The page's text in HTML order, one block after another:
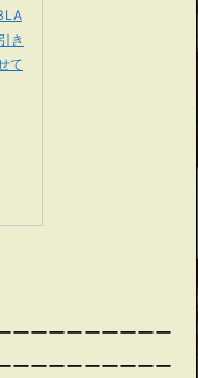
き
て
ーーーーーーーーー
ーーーーーーーーー